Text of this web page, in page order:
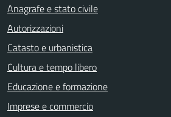
Anagrafe e stato civile
Autorizzazioni
Catasto e urbanistica
Cultura e tempo libero
Educazione e formazione
Imprese e commercio